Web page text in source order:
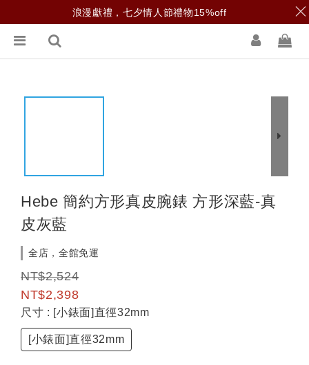
Hebe 簡約方形真皮腕錶 方形深藍-真
皮灰藍
全店，全館免運
NT$2,524
NT$2,398
尺寸 : [小錶面]直徑32mm
[小錶面]直徑32mm
浪漫獻禮，七夕情人節禮物15%off